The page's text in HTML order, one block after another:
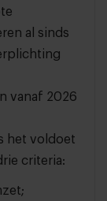
al sinds
vanaf 2026
het voldoet
criteria: